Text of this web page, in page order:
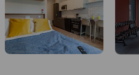
Català
Deutsch